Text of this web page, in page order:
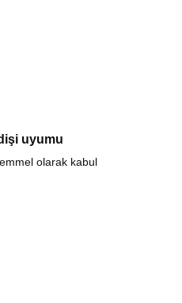
uyumu
olarak kabul